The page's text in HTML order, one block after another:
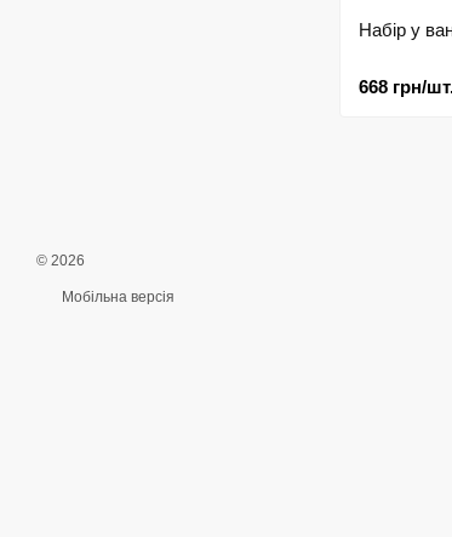
Набір у
668 грн/
© 2026
Мобільна версія